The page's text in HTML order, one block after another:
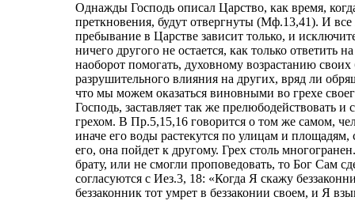
Однажды Господь описал Царство, как время,
преткновения, будут отвергнуты (Мф.13,41). И
пребывание в Царстве зависит только, и
ничего другого не остается, как только ответить
наоборот помогать, духовному возрастанию
разрушительного влияния на других, вряд ли
что мы можем оказаться виновными во грехе
Господь, заставляет так же
грехом. В Пр.5,15,16 говорится о том же самом,
иначе его воды растекутся по улицам и
его, она пойдет к другому. Грех столь
брату, или не смогли проповедовать, то Бог Сам
согласуются с Иез.3, 18: «Когда Я скажу
беззаконник тот умрет в беззаконии своем, и Я